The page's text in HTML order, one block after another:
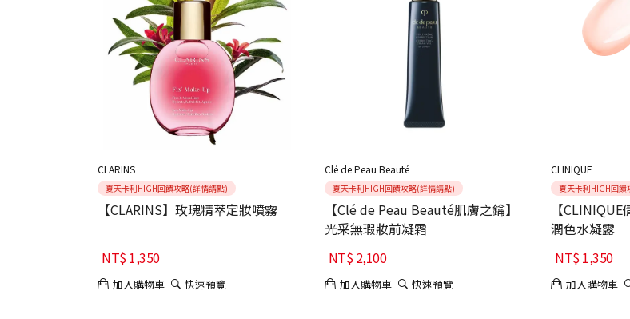
CLARINS
夏天卡利HIGH回饋攻略(詳情請點)
【CLARINS】玫瑰精萃定妝噴霧
NT$1,350
加入購物車 快速預覽
Clé de Peau Beauté
夏天卡利HIGH回饋攻略(詳情請點)
【Clé de Peau Beauté肌膚之鑰】
光采無瑕妝前凝霜
NT$2,100
加入購物車 快速預覽
CLINIQUE
夏天卡利HIGH回饋
【
潤色水凝露
NT$1,350
加入購物車